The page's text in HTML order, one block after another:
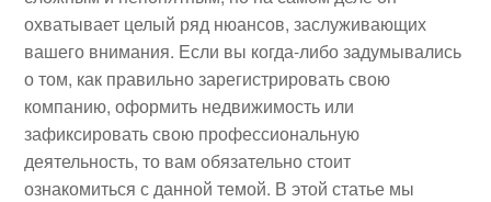
охватывает целый ряд нюансов, заслуживающих
вашего внимания. Если вы когда-либо задумывались
о том, как правильно зарегистрировать свою
компанию, оформить недвижимость или
зафиксировать свою профессиональную
деятельность, то вам обязательно стоит
ознакомиться с данной темой. В этой статье мы